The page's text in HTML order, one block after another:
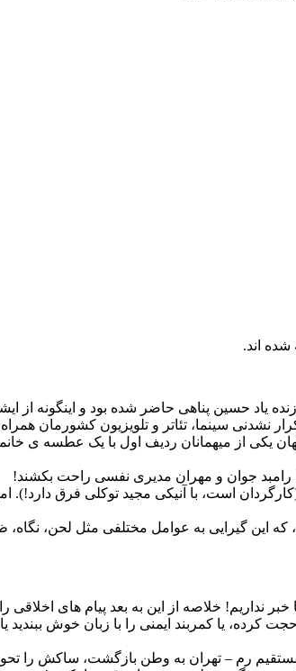
شده اند.
یاد حسین پناهی حاضر شده بود و اینگونه از
نشدنی سینما، تئاتر و تلویزیون کشورمان
از میهمانان ردیف اول با یک عطسه ی
رامبد جوان و مهران مدیری نفسی راحت بکشند!
فیلم “متولد 65” آخرین ساخته مجید توکلی (کارگردان است، با
که این گیرایی به عوامل مختلفی مثل لحن،
نداریم! خلاصه از این به بعد پیام های اخلاقی
حجت کرده، یا کمربند ایمنی را با زبان خوش
مستقیم رم – تهران به وطن بازگشت، ساکش